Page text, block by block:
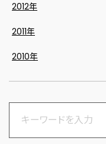
2012年
2011年
2010年